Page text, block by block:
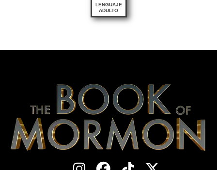
LENGUAJE
ADULTO